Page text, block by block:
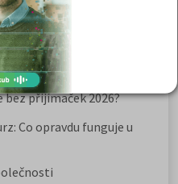
dveří
přijímaček 2026?
Co opravdu funguje u